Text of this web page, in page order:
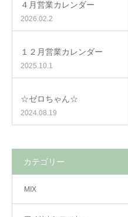
４月営業カレンダー
2026.02.2
１２月営業カレンダー
2025.10.1
☆ゼロちゃん☆
2024.08.19
カテゴリー
MIX